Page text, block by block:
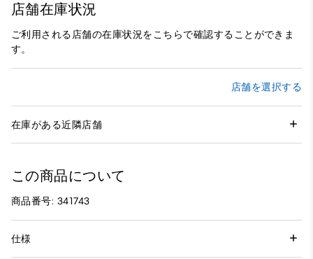
店舗在庫状況
ご利用される店舗の在庫状況をこちらで確認することができま
す。
店舗を選択する
在庫がある近隣店舗
この商品について
商品番号: 341743
仕様